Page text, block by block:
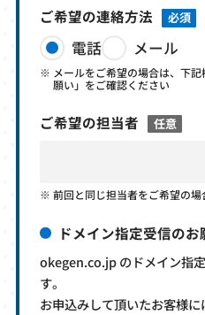
ご希望の連絡方法 必須
電話 メール
メールをご希望の場合は、下
願い」をご確認ください
ご希望の担当者 任意
前回と同じ担当者をご希望の
ドメイン指定受信のお
okegen.co.jp のドメイン指
す。
お申込みして頂いたお客様